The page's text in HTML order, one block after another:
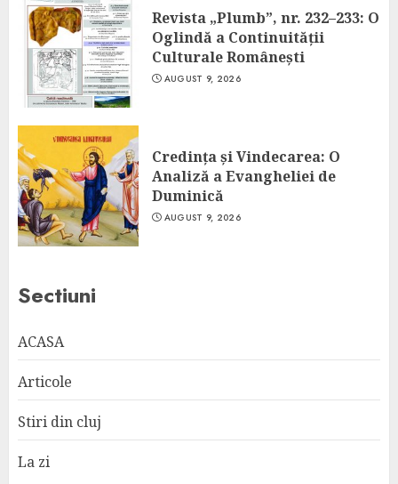
Revista „Plumb”, nr. 232–233: O
Oglindă a Continuității
Culturale Românești
AUGUST 9, 2026
Credința și Vindecarea: O
Analiză a Evangheliei de
Duminică
AUGUST 9, 2026
Sectiuni
ACASA
Articole
Stiri din cluj
La zi